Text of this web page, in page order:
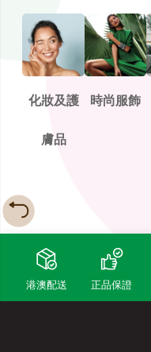
化妝及護
膚品
時尚服飾
港澳配送 正品保證